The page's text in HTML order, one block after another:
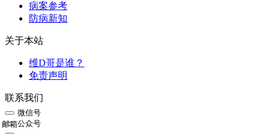
病案参考
防病新知
关于本站
维D哥是谁？
免责声明
联系我们
微信号
公众号
邮箱